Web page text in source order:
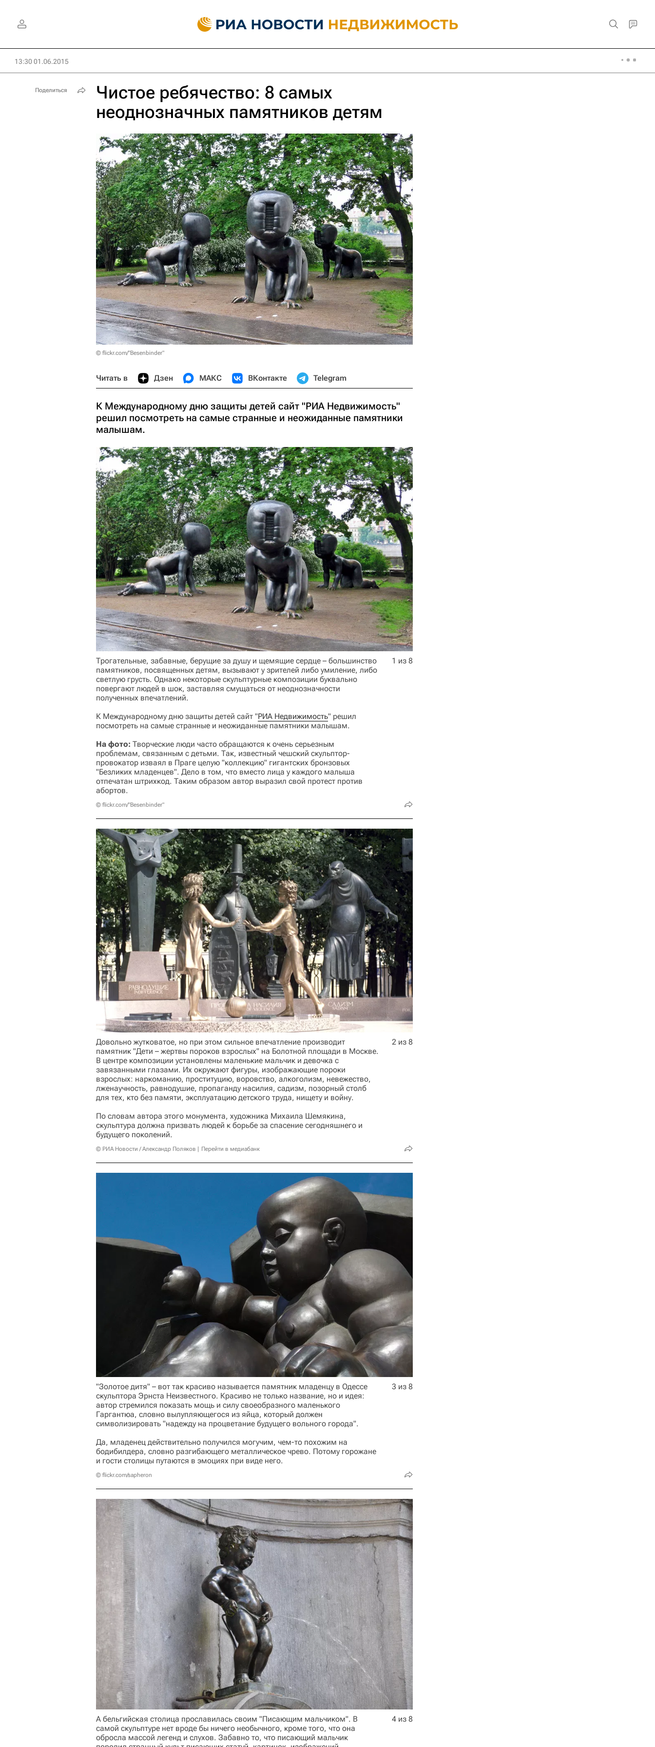
13:30 01.06.2015
Чистое ребячество: 8 самых
неоднозначных памятников детям
© flickr.com/"Besenbinder"
Читать в Дзен МАКС ВКонтакте Telegram
К Международному дню защиты детей сайт "РИА Недвижимость"
решил посмотреть на самые странные и неожиданные памятники
малышам.
Трогательные, забавные, берущие за душу и щемящие сердце – большинство
памятников, посвященных детям, вызывают у зрителей либо умиление, либо
светлую грусть. Однако некоторые скульптурные композиции буквально
повергают людей в шок, заставляя смущаться от неоднозначности
полученных впечатлений.
К Международному дню защиты детей сайт "РИА Недвижимость" решил
посмотреть на самые странные и неожиданные памятники малышам.
На фото: Творческие люди часто обращаются к очень серьезным
проблемам, связанным с детьми. Так, известный чешский скульптор-
провокатор изваял в Праге целую "коллекцию" гигантских бронзовых
"Безликих младенцев". Дело в том, что вместо лица у каждого малыша
отпечатан штрихкод. Таким образом автор выразил свой протест против
абортов.
© flickr.com/"Besenbinder"
1 из 8
Довольно жутковатое, но при этом сильное впечатление производит
памятник "Дети – жертвы пороков взрослых" на Болотной площади в Москве.
В центре композиции установлены маленькие мальчик и девочка с
завязанными глазами. Их окружают фигуры, изображающие пороки
взрослых: наркоманию, проституцию, воровство, алкоголизм, невежество,
лженаучность, равнодушие, пропаганду насилия, садизм, позорный столб
для тех, кто без памяти, эксплуатацию детского труда, нищету и войну.
По словам автора этого монумента, художника Михаила Шемякина,
скульптура должна призвать людей к борьбе за спасение сегодняшнего и
будущего поколений.
© РИА Новости / Александр Поляков Перейти в медиабанк
2 из 8
"Золотое дитя" – вот так красиво называется памятник младенцу в Одессе
скульптора Эрнста Неизвестного. Красиво не только название, но и идея:
автор стремился показать мощь и силу своеобразного маленького
Гаргантюа, словно вылупляющегося из яйца, который должен
символизировать "надежду на процветание будущего вольного города".
Да, младенец действительно получился могучим, чем-то похожим на
бодибилдера, словно разгибающего металлическое чрево. Потому горожане
и гости столицы путаются в эмоциях при виде него.
© flickr.com/sapheron
3 из 8
А бельгийская столица прославилась своим "Писающим мальчиком". В
самой скульптуре нет вроде бы ничего необычного, кроме того, что она
обросла массой легенд и слухов. Забавно то, что писающий мальчик
4 из 8
Поделиться